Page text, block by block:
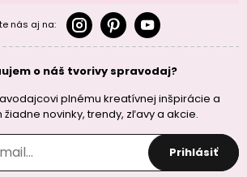
nás aj na:
o náš tvorivy spravodaj?
plnému kreatívnej inšpirácie a
novinky, trendy, zľavy a akcie.
Prihlásiť